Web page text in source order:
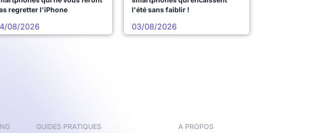
regretter l'iPhone
08/2026
l'été sans faiblir !
03/08/2026
GUIDES PRATIQUES A PROPOS